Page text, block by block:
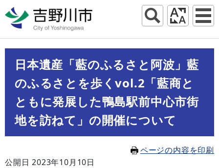
日本遺産「藍のふるさと阿波」藍
のふるさとを歩くvol.2「藍商と
ともに発展した鴨島駅前中心市街
地を訪ねて」の開催について
ページの内容を印刷
公開日 2023年10月10日